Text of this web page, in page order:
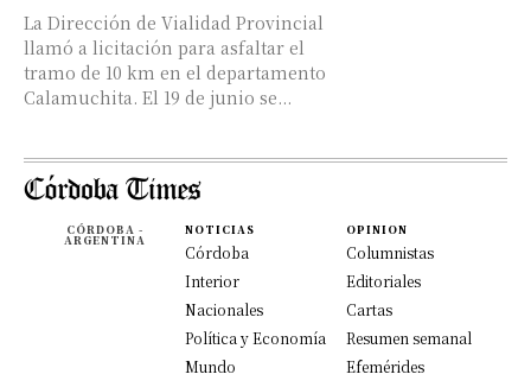
La Dirección de Vialidad Provincial
llamó a licitación para asfaltar el
tramo de 10 km en el departamento
Calamuchita. El 19 de junio se...
CÓRDOBA -
ARGENTINA
NOTICIAS
Córdoba
Interior
Nacionales
Política y Economía
Mundo
OPINION
Columnistas
Editoriales
Cartas
Resumen semanal
Efemérides